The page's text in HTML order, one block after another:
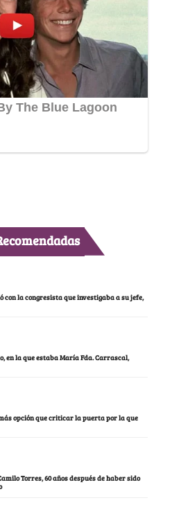
con la congresista que investigaba a su jefe,
en la que estaba María Fda. Carrascal,
opción que criticar la puerta por la que
Torres, 60 años después de haber sido